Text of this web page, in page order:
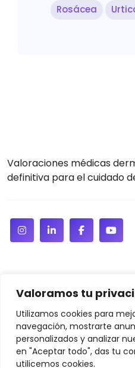
Valoramos tu
Utilizamos cookies para
navegación, mostrarte
personalizados y analizar
en "Aceptar todo", das tu
utilicemos cookies.
Rosácea
Valoraciones médicas
definitiva para el cuidado